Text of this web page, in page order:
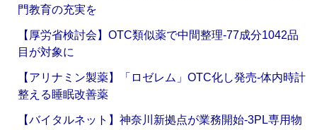
門教育の充実を
【厚労省検討会】OTC類似薬で中間整理‐77成分1042品
目が対象に
【アリナミン製薬】「ロゼレム」OTC化し発売‐体内時計
整える睡眠改善薬
【バイタルネット】神奈川新拠点が業務開始‐3PL専用物